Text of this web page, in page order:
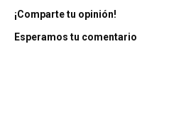
¡Comparte tu opinión!
Esperamos tu comentario